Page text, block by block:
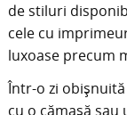
de stiluri
cele cu
luxoase precum
Într-o zi
cu o cămașă sau